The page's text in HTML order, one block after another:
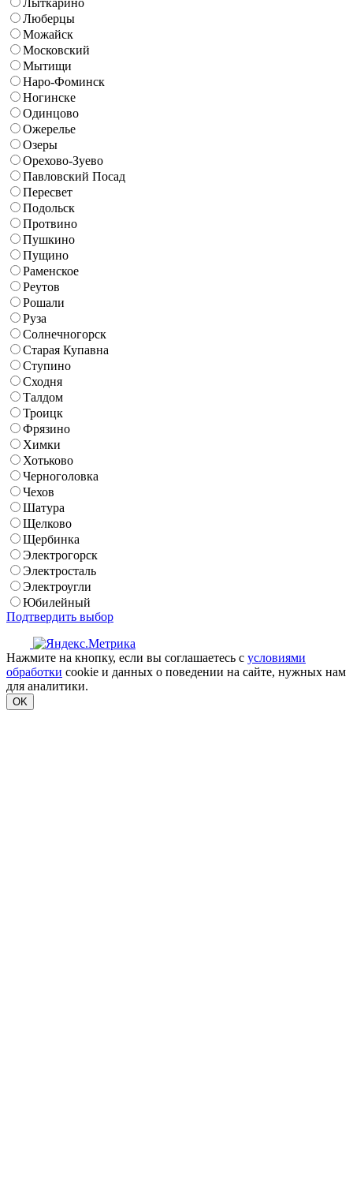
Люберцы
Можайск
Московский
Мытищи
Наро-Фоминск
Ногинске
Одинцово
Ожерелье
Озеры
Орехово-Зуево
Павловский Посад
Пересвет
Подольск
Протвино
Пушкино
Пущино
Раменское
Реутов
Рошали
Руза
Солнечногорск
Старая Купавна
Ступино
Сходня
Талдом
Троицк
Фрязино
Химки
Хотьково
Черноголовка
Чехов
Шатура
Щелково
Щербинка
Электрогорск
Электросталь
Электроугли
Юбилейный
Подтвердить выбор
Нажмите на кнопку, если вы соглашаетесь с условиями
обработки cookie и данных о поведении на сайте, нужных нам
для аналитики.
OK